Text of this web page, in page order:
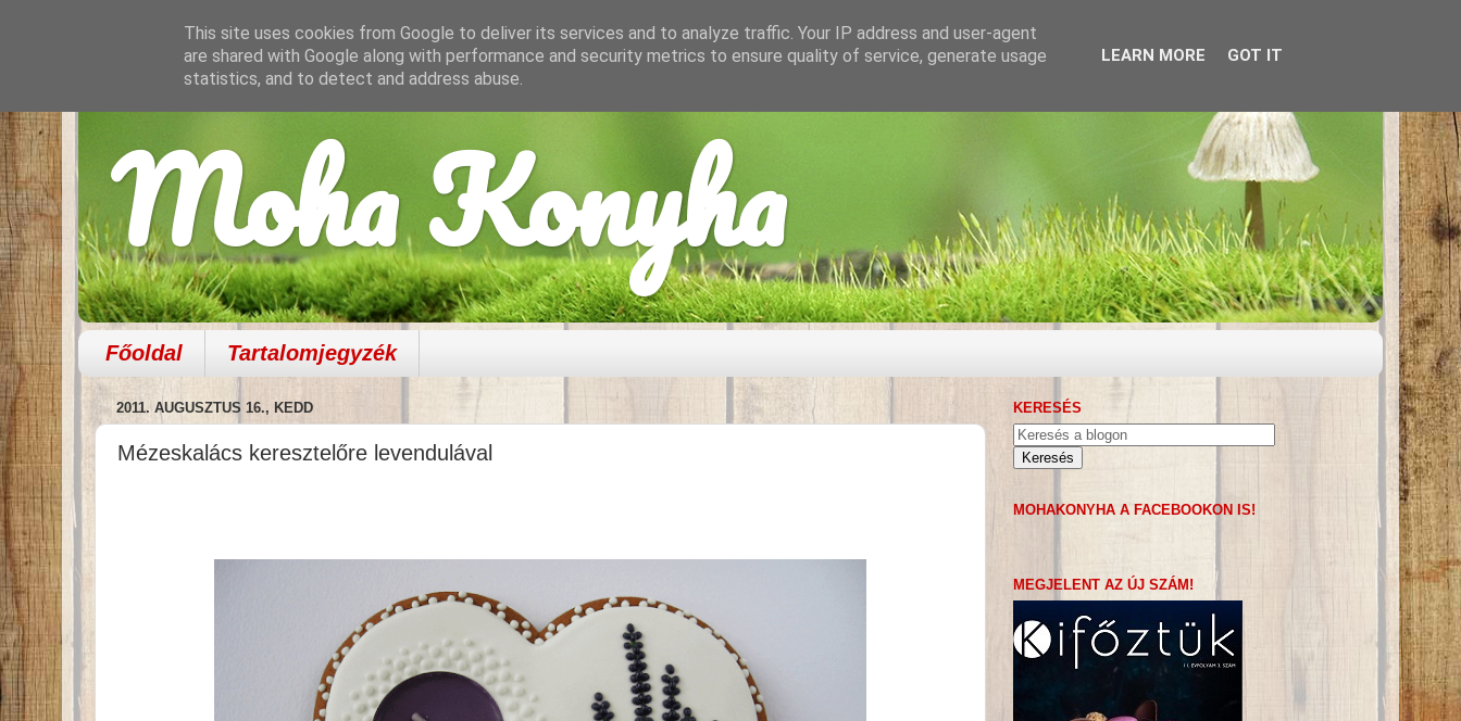
Moha Konyha
Főoldal Tartalomjegyzék
2011. AUGUSZTUS 16., KEDD
Mézeskalács keresztelőre levendulával
KERESÉS
MOHAKONYHA A FACEBOOKON IS!
MEGJELENT AZ ÚJ SZÁM!
This site uses cookies from Google to deliver its services and to analyze traffic. Your IP address and user-agent
are shared with Google along with performance and security metrics to ensure quality of service, generate usage
statistics, and to detect and address abuse.
LEARN MORE GOT IT